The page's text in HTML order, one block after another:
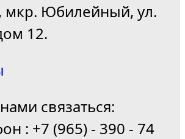
мкр. Юбилейный, ул.
12.
связаться:
: +7 (965) - 390 - 74